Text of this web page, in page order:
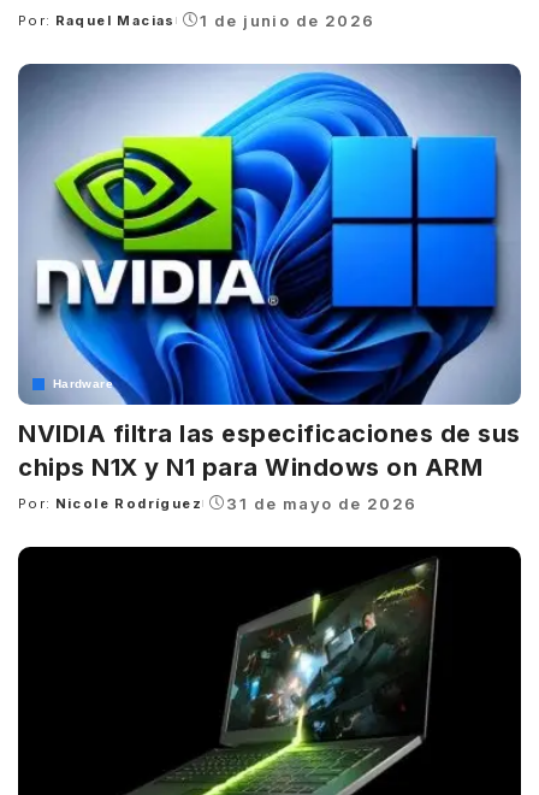
Posted
Por: Raquel Macias 1 de junio de 2026
Hardware
NVIDIA filtra las especificaciones de sus
chips N1X y N1 para Windows on ARM
Posted
Por: Nicole Rodríguez 31 de mayo de 2026